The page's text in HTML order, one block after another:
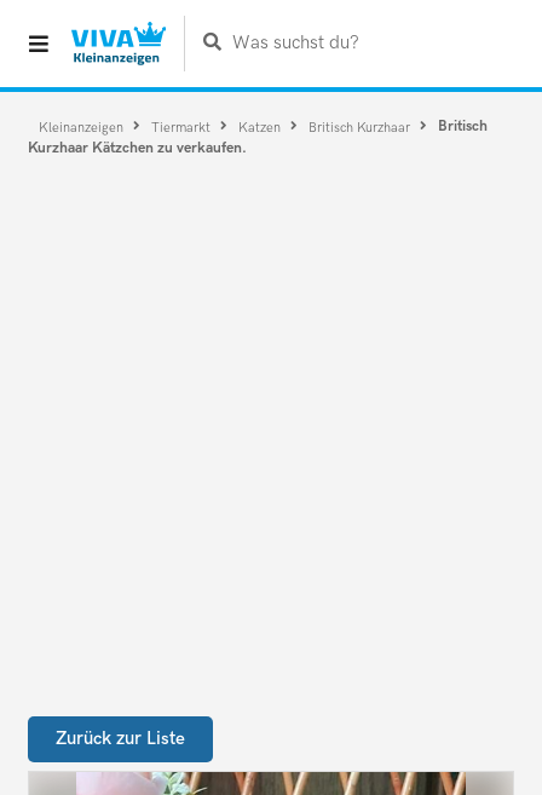
Was suchst du?
Kleinanzeigen Tiermarkt Katzen Britisch Kurzhaar
Britisch
Kurzhaar Kätzchen zu verkaufen.
Zurück zur Liste